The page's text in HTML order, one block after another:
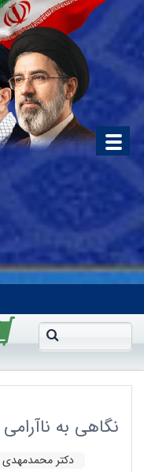
نگاهی به ناآرامی
دکتر محمدمهدی